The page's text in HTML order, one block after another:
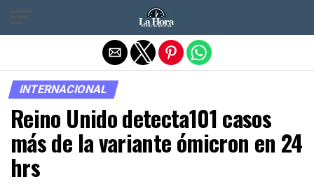
INTERNACIONAL
Reino Unido detecta101 casos
más de la variante ómicron en 24
hrs
Salir de la versión móvil